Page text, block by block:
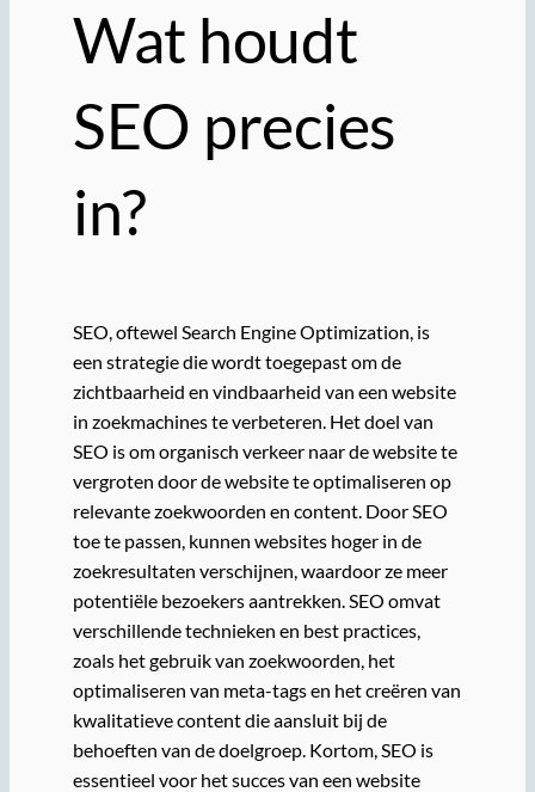
Wat houdt
SEO precies
in?
SEO, oftewel Search Engine Optimization, is
een strategie die wordt toegepast om de
zichtbaarheid en vindbaarheid van een website
in zoekmachines te verbeteren. Het doel van
SEO is om organisch verkeer naar de website te
vergroten door de website te optimaliseren op
relevante zoekwoorden en content. Door SEO
toe te passen, kunnen websites hoger in de
zoekresultaten verschijnen, waardoor ze meer
potentiële bezoekers aantrekken. SEO omvat
verschillende technieken en best practices,
zoals het gebruik van zoekwoorden, het
optimaliseren van meta-tags en het creëren van
kwalitatieve content die aansluit bij de
behoeften van de doelgroep. Kortom, SEO is
essentieel voor het succes van een website